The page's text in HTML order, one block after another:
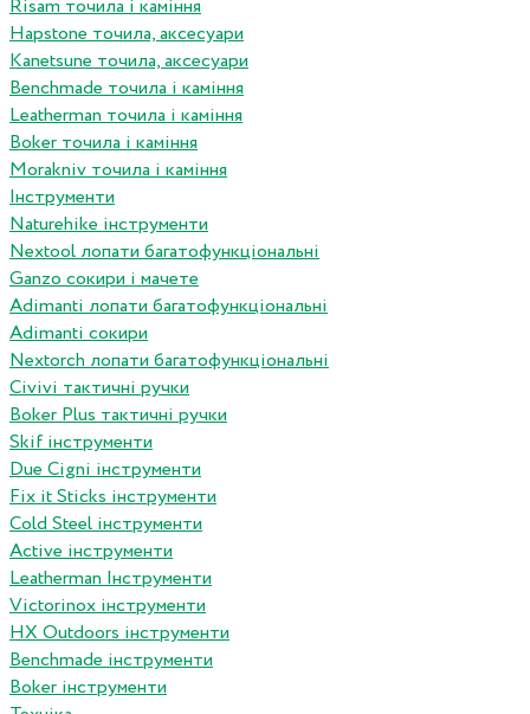
Risam точила і каміння
Hapstone точила, аксесуари
Kanetsune точила, аксесуари
Benchmade точила і каміння
Leatherman точила і каміння
Boker точила і каміння
Morakniv точила і каміння
Інструменти
Naturehike інструменти
Nextool лопати багатофункціональні
Ganzo сокири і мачете
Adimanti лопати багатофункціональні
Adimanti сокири
Nextorch лопати багатофункціональні
Сivivi тактичні ручки
Boker Plus тактичні ручки
Skif інструменти
Due Cigni інструменти
Fix it Sticks інструменти
Сold Steel інструменти
Active інструменти
Leatherman Інструменти
Victorinox інструменти
HX Outdoors інструменти
Benchmade інструменти
Boker інструменти